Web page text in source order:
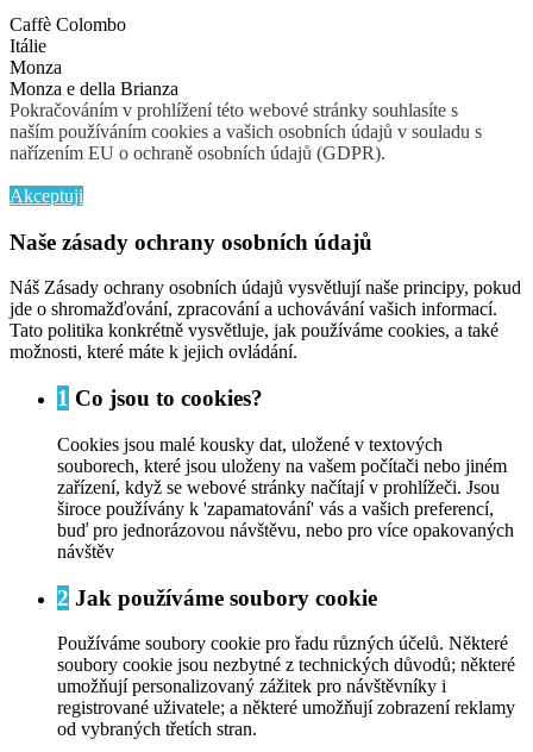
Caffè Colombo
Itálie
Monza
Monza e della Brianza
Pokračováním v prohlížení této webové stránky souhlasíte s
naším používáním cookies a vašich osobních údajů v souladu s
nařízením EU o ochraně osobních údajů (GDPR).
Akceptuji
Naše zásady ochrany osobních údajů
Náš Zásady ochrany osobních údajů vysvětlují naše principy, pokud
jde o shromažďování, zpracování a uchovávání vašich informací.
Tato politika konkrétně vysvětluje, jak používáme cookies, a také
možnosti, které máte k jejich ovládání.
1 Co jsou to cookies?
Cookies jsou malé kousky dat, uložené v textových
souborech, které jsou uloženy na vašem počítači nebo jiném
zařízení, když se webové stránky načítají v prohlížeči. Jsou
široce používány k 'zapamatování' vás a vašich preferencí,
buď pro jednorázovou návštěvu, nebo pro více opakovaných
návštěv
2 Jak používáme soubory cookie
Používáme soubory cookie pro řadu různých účelů. Některé
soubory cookie jsou nezbytné z technických důvodů; některé
umožňují personalizovaný zážitek pro návštěvníky i
registrované uživatele; a některé umožňují zobrazení reklamy
od vybraných třetích stran.